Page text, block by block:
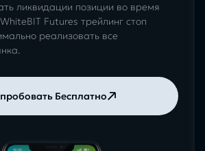
ликвидации позиции во время
Futures трейлинг стоп
реализовать все
Бесплатно